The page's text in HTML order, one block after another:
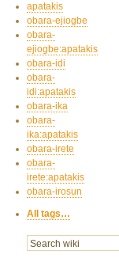
apatakis
obara-ejiogbe
obara-
ejiogbe:apatakis
obara-idi
obara-
idi:apatakis
obara-ika
obara-
ika:apatakis
obara-irete
obara-
irete:apatakis
obara-irosun
All tags…